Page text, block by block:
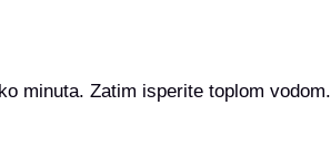
minuta. Zatim isperite toplom vodom.